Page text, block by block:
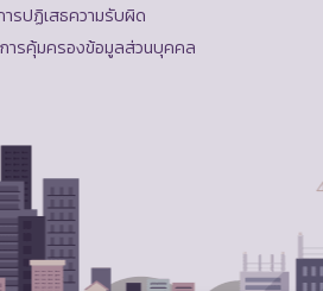
ารปฏิเสธความรับผิด
ารคุ้มครองข้อมูลส่วนบุคคล